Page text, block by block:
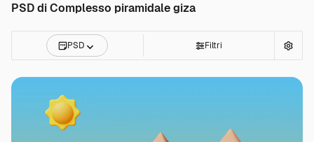
PSD di Complesso piramidale giza
PSD Filtri